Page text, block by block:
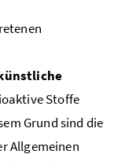
Stoffe
Grund sind die
Allgemeinen